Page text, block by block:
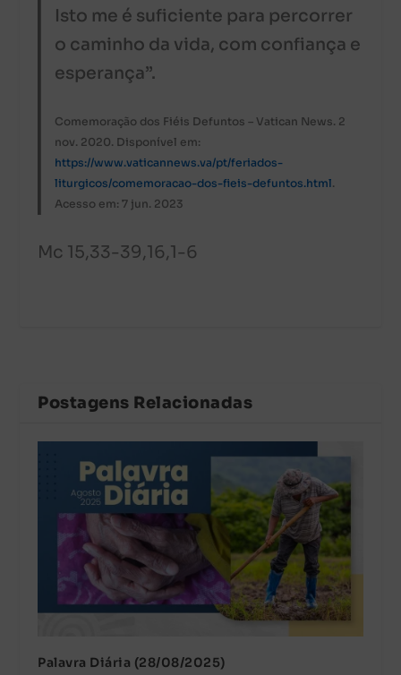
Isto me é suficiente para percorrer
o caminho da vida, com confiança e
esperança”.
Comemoração dos Fiéis Defuntos – Vatican News. 2
nov. 2020. Disponível em:
https://www.vaticannews.va/pt/feriados-
liturgicos/comemoracao-dos-fieis-defuntos.html.
Acesso em: 7 jun. 2023
Mc 15,33-39,16,1-6
Postagens Relacionadas
Palavra Diária (28/08/2025)